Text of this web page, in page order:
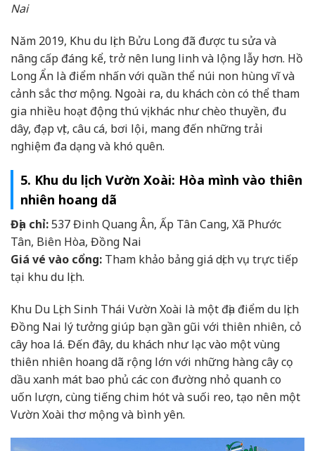
Nai
Năm 2019, Khu du lịch Bửu Long đã được tu sửa và
nâng cấp đáng kể, trở nên lung linh và lộng lẫy hơn. Hồ
Long Ẩn là điểm nhấn với quần thể núi non hùng vĩ và
cảnh sắc thơ mộng. Ngoài ra, du khách còn có thể tham
gia nhiều hoạt động thú vị khác như chèo thuyền, đu
dây, đạp vịt, câu cá, bơi lội, mang đến những trải
nghiệm đa dạng và khó quên.
5. Khu du lịch Vườn Xoài: Hòa mình vào thiên
nhiên hoang dã
Địa chỉ:537 Đinh Quang Ân, Ấp Tân Cang, Xã Phước
Tân, Biên Hòa, Đồng Nai
Giá vé vào cổng: Tham khảo bảng giá dịch vụ trực tiếp
tại khu du lịch.
Khu Du Lịch Sinh Thái Vườn Xoài là một địa điểm du lịch
Đồng Nai lý tưởng giúp bạn gần gũi với thiên nhiên, cỏ
cây hoa lá. Đến đây, du khách như lạc vào một vùng
thiên nhiên hoang dã rộng lớn với những hàng cây cọ
dầu xanh mát bao phủ các con đường nhỏ quanh co
uốn lượn, cùng tiếng chim hót và suối reo, tạo nên một
Vườn Xoài thơ mộng và bình yên.